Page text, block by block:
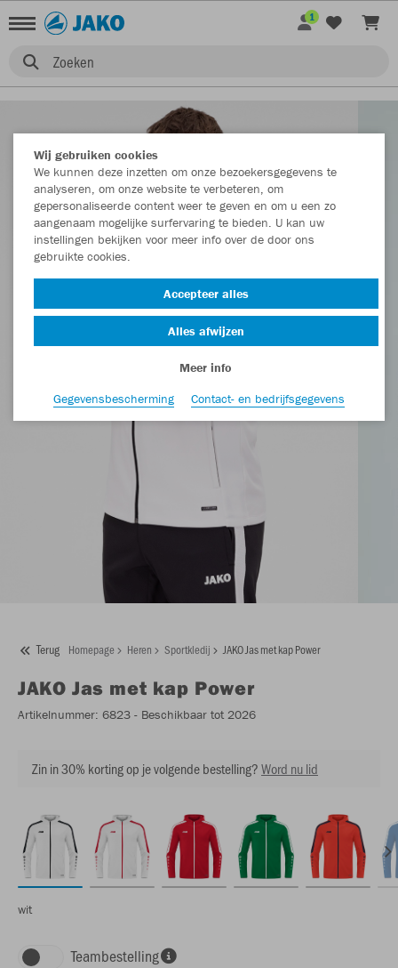
Zoeken
1
Terug Homepage Heren Sportkledij JAKO Jas met kap Power
JAKO Jas met kap Power
Artikelnummer: 6823 - Beschikbaar tot 2026
Zin in 30% korting op je volgende bestelling?Word nu lid
wit
Teambestelling
Wij gebruiken cookies
We kunnen deze inzetten om onze bezoekersgegevens te
analyseren, om onze website te verbeteren, om
gepersonaliseerde content weer te geven en om u een zo
aangenaam mogelijke surfervaring te bieden. U kan uw
instellingen bekijken voor meer info over de door ons
gebruikte cookies.
Accepteer alles
Alles afwijzen
Meer info
Gegevensbescherming
Contact- en bedrijfsgegevens